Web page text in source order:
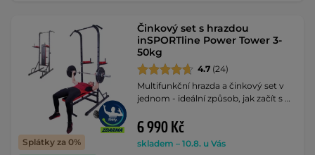
Splátky za 0%
Činkový set s hrazdou
inSPORTline Power Tower 3-
50kg
4.7 (24)
Multifunkční hrazda a činkový set v
jednom - ideální způsob, jak začít s …
6 990 Kč
skladem – 10.8. u Vás